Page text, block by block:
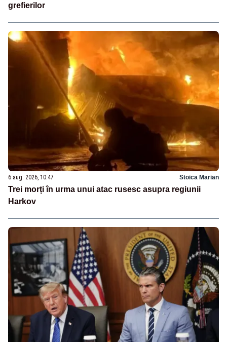
grefierilor
6 aug. 2026, 10:47 Stoica Marian
Trei morți în urma unui atac rusesc asupra regiunii
Harkov